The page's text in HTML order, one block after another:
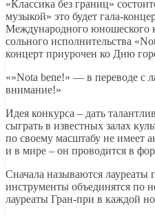
«Классика без границ»
музыкой» это будет гала-
Международного юношеского
сольного исполнительства
концерт приурочен ко Дню
«»Nota bene!» — в переводе с
внимание!»
Идея конкурса – дать
сыграть в известных залах
по своему масштабу не имеет
и в мире – он проводится в
Сначала называются лауреаты
инструменты объединятся по
лауреаты Гран-при в каждой